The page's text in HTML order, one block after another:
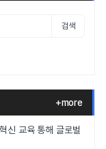
검색
+more
신 교육 통해 글로벌